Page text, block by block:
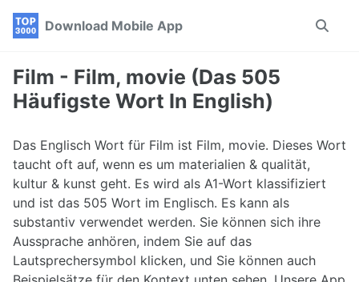
Skip
navigation
Skip
Skip
Download Mobile App
Toggle
Film - Film, movie (Das 505
Häufigste Wort In English)
Das Englisch Wort für Film ist Film, movie. Dieses Wort
taucht oft auf, wenn es um materialien & qualität,
kultur & kunst geht. Es wird als A1-Wort klassifiziert
und ist das 505 Wort im Englisch. Es kann als
substantiv verwendet werden. Sie können sich ihre
Aussprache anhören, indem Sie auf das
Lautsprechersymbol klicken, und Sie können auch